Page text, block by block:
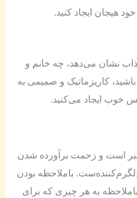
هیجان ایجاد کنید.
نشان می‌دهد، چه خانم و
کاریزماتیک و صمیمی به
خوب ایجاد می‌کنید.
خبر است و زحمت برآورده شدن
باملاحظه بودن
به هر چیزی که برای